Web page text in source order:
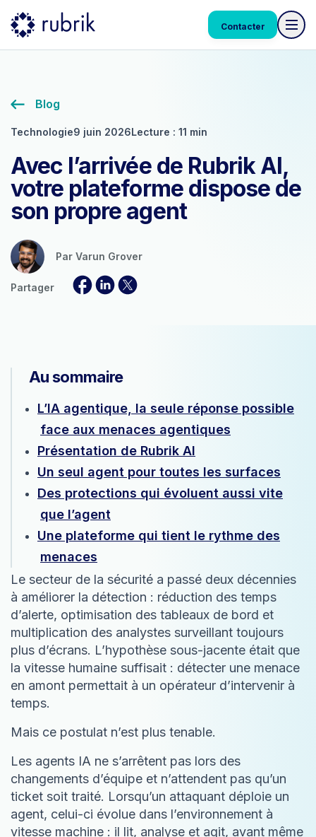
Contacter
Blog
Technologie9 juin 2026Lecture : 11 min
Avec l’arrivée de Rubrik AI,
votre plateforme dispose de
son propre agent
Par Varun Grover
Partager
Au sommaire
L’IA agentique, la seule réponse possible
face aux menaces agentiques
Présentation de Rubrik AI
Un seul agent pour toutes les surfaces
Des protections qui évoluent aussi vite
que l’agent
Une plateforme qui tient le rythme des
menaces
Le secteur de la sécurité a passé deux décennies
à améliorer la détection : réduction des temps
d’alerte, optimisation des tableaux de bord et
multiplication des analystes surveillant toujours
plus d’écrans. L’hypothèse sous-jacente était que
la vitesse humaine suffisait : détecter une menace
en amont permettait à un opérateur d’intervenir à
temps.
Mais ce postulat n’est plus tenable.
Les agents IA ne s’arrêtent pas lors des
changements d’équipe et n’attendent pas qu’un
ticket soit traité. Lorsqu’un attaquant déploie un
agent, celui-ci évolue dans l’environnement à
vitesse machine : il lit, analyse et agit, avant même